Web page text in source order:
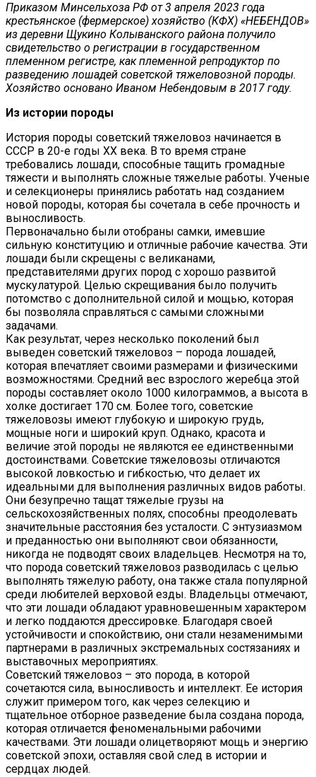
Приказом Минсельхоза РФ от 3 апреля 2023 года
крестьянское (фермерское) хозяйство (КФХ) «НЕБЕНДОВ»
из деревни Щукино Колыванского района получило
свидетельство о регистрации в государственном
племенном регистре, как племенной репродуктор по
разведению лошадей советской тяжеловозной породы.
Хозяйство основано Иваном Небендовым в 2017 году.
Из истории породы
История породы советский тяжеловоз начинается в
СССР в 20-е годы XX века. В то время стране
требовались лошади, способные тащить громадные
тяжести и выполнять сложные тяжелые работы. Ученые
и селекционеры принялись работать над созданием
новой породы, которая бы сочетала в себе прочность и
выносливость.
Первоначально были отобраны самки, имевшие
сильную конституцию и отличные рабочие качества. Эти
лошади были скрещены с великанами,
представителями других пород с хорошо развитой
мускулатурой. Целью скрещивания было получить
потомство с дополнительной силой и мощью, которая
бы позволяла справляться с самыми сложными
задачами.
Как результат, через несколько поколений был
выведен советский тяжеловоз – порода лошадей,
которая впечатляет своими размерами и физическими
возможностями. Средний вес взрослого жеребца этой
породы составляет около 1000 килограммов, а высота в
холке достигает 170 см. Более того, советские
тяжеловозы имеют глубокую и широкую грудь,
мощные ноги и широкий круп. Однако, красота и
величие этой породы не являются ее единственными
достоинствами. Советские тяжеловозы отличаются
высокой ловкостью и гибкостью, что делает их
идеальными для выполнения различных видов работы.
Они безупречно тащат тяжелые грузы на
сельскохозяйственных полях, способны преодолевать
значительные расстояния без усталости. С энтузиазмом
и преданностью они выполняют свои обязанности,
никогда не подводят своих владельцев. Несмотря на то,
что порода советский тяжеловоз разводилась с целью
выполнять тяжелую работу, она также стала популярной
среди любителей верховой езды. Владельцы отмечают,
что эти лошади обладают уравновешенным характером
и легко поддаются дрессировке. Благодаря своей
устойчивости и спокойствию, они стали незаменимыми
партнерами в различных экстремальных состязаниях и
выставочных мероприятиях.
Советский тяжеловоз – это порода, в которой
сочетаются сила, выносливость и интеллект. Ее история
служит примером того, как через селекцию и
тщательное отборное разведение была создана порода,
которая отличается феноменальными рабочими
качествами. Эти лошади олицетворяют мощь и энергию
советской эпохи, оставляя свой след в истории и
сердцах людей.